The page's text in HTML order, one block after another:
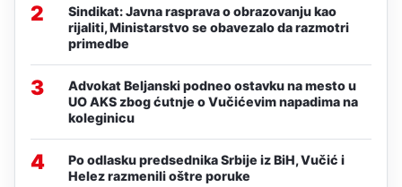
2
Sindikat: Javna rasprava o obrazovanju kao
rijaliti, Ministarstvo se obavezalo da razmotri
primedbe
3
Advokat Beljanski podneo ostavku na mesto u
UO AKS zbog ćutnje o Vučićevim napadima na
koleginicu
4
Po odlasku predsednika Srbije iz BiH, Vučić i
Helez razmenili oštre poruke